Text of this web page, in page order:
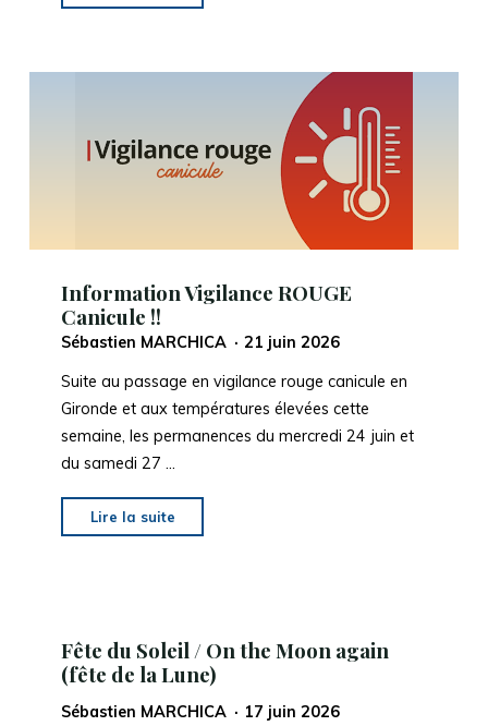
sur
Fête
et
On
du
20
Information Vigilance ROUGE
Canicule !!
Sébastien MARCHICA
21 juin 2026
Suite au passage en vigilance rouge canicule en
Gironde et aux températures élevées cette
semaine, les permanences du mercredi 24 juin et
du samedi 27 …
Lire la suite
Vigilance
Fête du Soleil / On the Moon again
(fête de la Lune)
Sébastien MARCHICA 17 juin 2026